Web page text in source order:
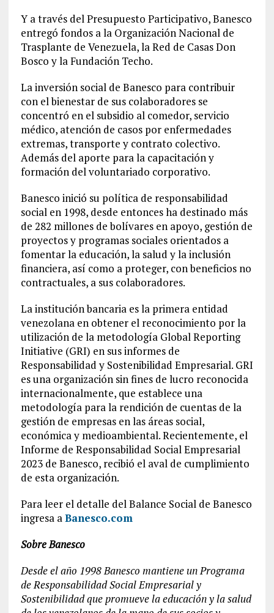
Y a través del Presupuesto Participativo, Banesco
entregó fondos a la Organización Nacional de
Trasplante de Venezuela, la Red de Casas Don
Bosco y la Fundación Techo.
La inversión social de Banesco para contribuir
con el bienestar de sus colaboradores se
concentró en el subsidio al comedor, servicio
médico, atención de casos por enfermedades
extremas, transporte y contrato colectivo.
Además del aporte para la capacitación y
formación del voluntariado corporativo.
Banesco inició su política de responsabilidad
social en 1998, desde entonces ha destinado más
de 282 millones de bolívares en apoyo, gestión de
proyectos y programas sociales orientados a
fomentar la educación, la salud y la inclusión
financiera, así como a proteger, con beneficios no
contractuales, a sus colaboradores.
La institución bancaria es la primera entidad
venezolana en obtener el reconocimiento por la
utilización de la metodología Global Reporting
Initiative (GRI) en sus informes de
Responsabilidad y Sostenibilidad Empresarial. GRI
es una organización sin fines de lucro reconocida
internacionalmente, que establece una
metodología para la rendición de cuentas de la
gestión de empresas en las áreas social,
económica y medioambiental. Recientemente, el
Informe de Responsabilidad Social Empresarial
2023 de Banesco, recibió el aval de cumplimiento
de esta organización.
Para leer el detalle del Balance Social de Banesco
ingresa aBanesco.com
Sobre Banesco
Desde el año 1998 Banesco mantiene un Programa
de Responsabilidad Social Empresarial y
Sostenibilidad que promueve la educación y la salud